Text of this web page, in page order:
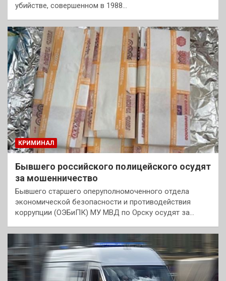
убийстве, совершенном в 1988…
КРИМИНАЛ
Бывшего российского полицейского осудят
за мошенничество
Бывшего старшего оперуполномоченного отдела
экономической безопасности и противодействия
коррупции (ОЭБиПК) МУ МВД по Орску осудят за…